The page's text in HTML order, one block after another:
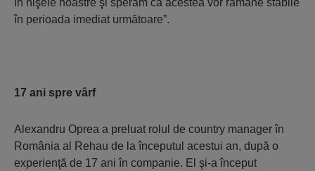
în nişele noastre şi sperăm că acestea vor rămâne stabile
în perioada imediat următoare”.
17 ani spre vârf
Alexandru Oprea a preluat rolul de country manager în
România al Rehau de la începutul acestui an, după o
experienţă de 17 ani în companie. El şi-a început